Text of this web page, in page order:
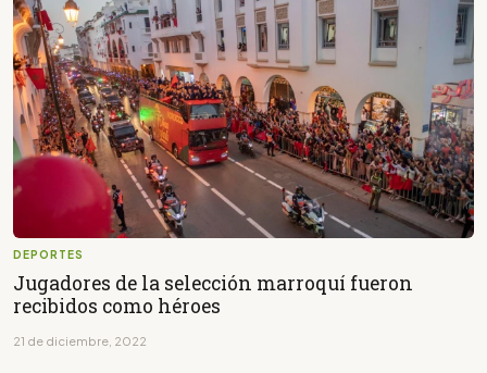
DEPORTES
Jugadores de la selección marroquí fueron
recibidos como héroes
21 de diciembre, 2022